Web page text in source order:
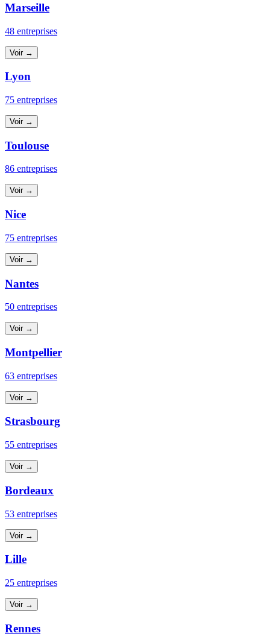
Marseille
48 entreprises
Voir →
Lyon
75 entreprises
Voir →
Toulouse
86 entreprises
Voir →
Nice
75 entreprises
Voir →
Nantes
50 entreprises
Voir →
Montpellier
63 entreprises
Voir →
Strasbourg
55 entreprises
Voir →
Bordeaux
53 entreprises
Voir →
Lille
25 entreprises
Voir →
Rennes